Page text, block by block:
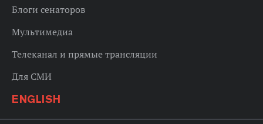
Блоги сенаторов
Мультимедиа
Телеканал и прямые трансляции
Для СМИ
ENGLISH